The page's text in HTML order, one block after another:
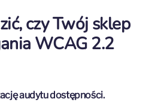
czy Twój sklep
WCAG 2.2
audytu dostępności.